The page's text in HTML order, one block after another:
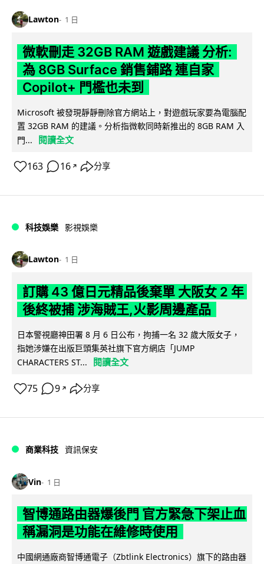
Lawton 1 日
微軟刪走 32GB RAM 遊戲建議 分析:
為 8GB Surface 銷售鋪路 連自家
Copilot+ 門檻也未到
Microsoft 被發現靜靜刪除官方網站上，對遊戲玩家要為電腦配
置 32GB RAM 的建議。分析指微軟同時新推出的 8GB RAM 入
門...
閱讀全文
163 16 ↗ 分享
科技娛樂 影視娛樂
Lawton 1 日
訂購 43 億日元精品後棄單 大阪女 2 年
後終被捕 涉海賊王,火影周邊產品
日本警視廳神田署 8 月 6 日公布，拘捕一名 32 歲大阪女子，
指她涉嫌在出版巨頭集英社旗下官方網店「JUMP
CHARACTERS ST...
閱讀全文
75 9 ↗ 分享
商業科技 資訊保安
Vin 1 日
智博通路由器爆後門 官方緊急下架止血
稱漏洞是功能在維修時使用
中國網通廠商智博通電子（Zbtlink Electronics）旗下的路由器